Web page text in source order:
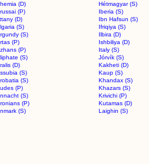
(D)
Hétmagyar (S)
(P)
Iberia (S)
(D)
Ibn Hafsun (S)
(S)
Ifriqiya (S)
(S)
Ilbira (D)
(P)
Ishbiliya (D)
(P)
Italy (S)
(S)
Jórvík (S)
(D)
Kakheti (D)
(S)
Kaup (S)
(S)
Khandax (S)
(P)
Khazars (S)
(S)
Krivichi (P)
(P)
Kutamas (D)
(S)
Laighin (S)